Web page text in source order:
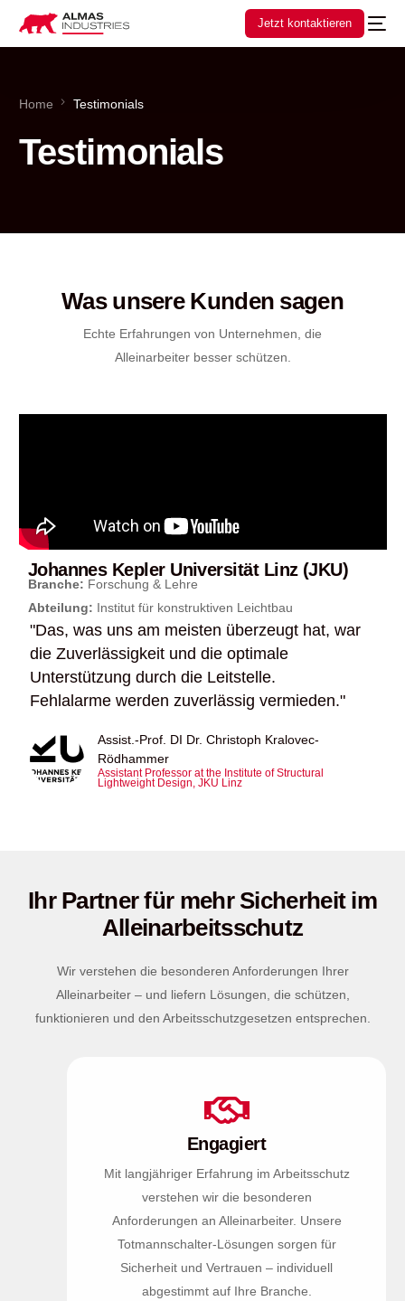
Jetzt kontaktieren
Home Testimonials
Testimonials
Was unsere Kunden sagen
Echte Erfahrungen von Unternehmen, die
Alleinarbeiter besser schützen.
Johannes Kepler Universität Linz (JKU)
Branche: Forschung & Lehre
Abteilung: Institut für konstruktiven Leichtbau
"Das, was uns am meisten überzeugt hat, war
die Zuverlässigkeit und die optimale
Unterstützung durch die Leitstelle.
Fehlalarme werden zuverlässig vermieden."
Assist.-Prof. DI Dr. Christoph Kralovec-
Rödhammer
Assistant Professor at the Institute of Structural
Lightweight Design, JKU Linz
Ihr Partner für mehr Sicherheit im
Alleinarbeitsschutz
Wir verstehen die besonderen Anforderungen Ihrer
Alleinarbeiter – und liefern Lösungen, die schützen,
funktionieren und den Arbeitsschutzgesetzen entsprechen.
Engagiert
Mit langjähriger Erfahrung im Arbeitsschutz
verstehen wir die besonderen
Anforderungen an Alleinarbeiter. Unsere
Totmannschalter-Lösungen sorgen für
Sicherheit und Vertrauen – individuell
abgestimmt auf Ihre Branche.